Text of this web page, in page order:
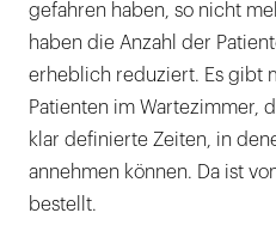
gefahren haben, so nicht
haben die Anzahl der
erheblich reduziert. Es gibt
Patienten im Wartezimmer,
klar definierte Zeiten, in
annehmen können. Da ist
bestellt.